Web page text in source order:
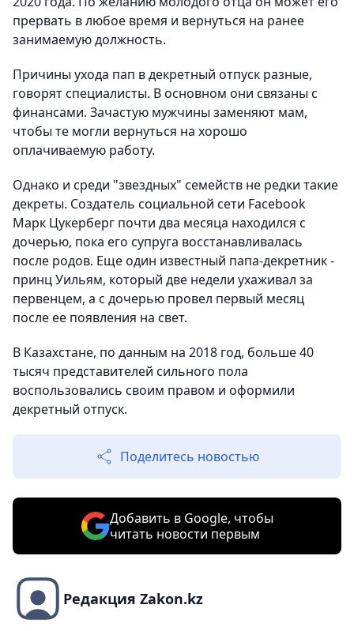
прервать в любое время и вернуться на ранее
занимаемую должность.
Причины ухода пап в декретный отпуск разные,
говорят специалисты. В основном они связаны с
финансами. Зачастую мужчины заменяют мам,
чтобы те могли вернуться на хорошо
оплачиваемую работу.
Однако и среди "звездных" семейств не редки такие
декреты. Создатель социальной сети Facebook
Марк Цукерберг почти два месяца находился с
дочерью, пока его супруга восстанавливалась
после родов. Еще один известный папа-декретник -
принц Уильям, который две недели ухаживал за
первенцем, а с дочерью провел первый месяц
после ее появления на свет.
В Казахстане, по данным на 2018 год, больше 40
тысяч представителей сильного пола
воспользовались своим правом и оформили
декретный отпуск.
Поделитесь новостью
Добавить в Google, чтобы
читать новости первым
Редакция Zakon.kz